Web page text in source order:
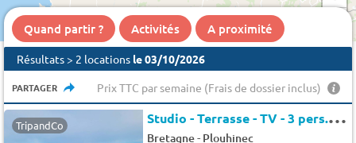
Quand partir ? Activités A proximité
Résultats > 2 locations le 03/10/2026
PARTAGER Prix TTC par semaine (Frais de dossier inclus)
TripandCo S
tudio - Terrasse - TV - 3 pers. - 26m2
Bretagne- Plouhinec